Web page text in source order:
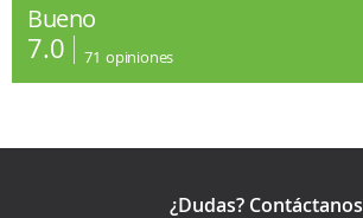
Bueno
7.0 71 opiniones
¿Dudas? Contáctanos